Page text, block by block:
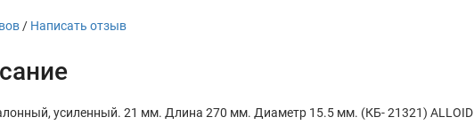
/ Написать отзыв
усиленный. 21 мм. Длина 270 мм. Диаметр 15.5 мм. (КБ- 21321) ALLOID